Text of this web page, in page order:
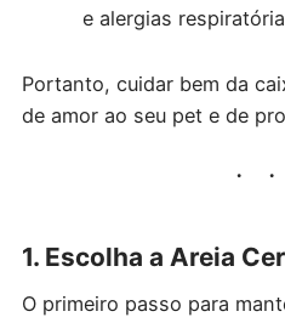
e alergias
Portanto, cuidar bem da
de amor ao seu pet e de
1. Escolha a Areia
O primeiro passo para